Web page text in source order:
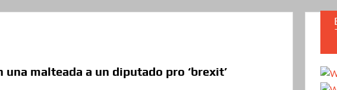
malteada a un diputado pro ‘brexit’